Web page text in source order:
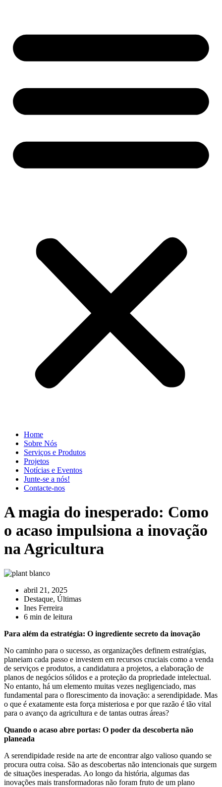
Home
Sobre Nós
Serviços e Produtos
Projetos
Notícias e Eventos
Junte-se a nós!
Contacte-nos
A magia do inesperado: Como
o acaso impulsiona a inovação
na Agricultura
abril 21, 2025
Destaque, Últimas
Ines Ferreira
6 min de leitura
Para além da estratégia: O ingrediente secreto da inovação
No caminho para o sucesso, as organizações definem estratégias,
planeiam cada passo e investem em recursos cruciais como a venda
de serviços e produtos, a candidatura a projetos, a elaboração de
planos de negócios sólidos e a proteção da propriedade intelectual.
No entanto, há um elemento muitas vezes negligenciado, mas
fundamental para o florescimento da inovação: a serendipidade. Mas
o que é exatamente esta força misteriosa e por que razão é tão vital
para o avanço da agricultura e de tantas outras áreas?
Quando o acaso abre portas: O poder da descoberta não
planeada
A serendipidade reside na arte de encontrar algo valioso quando se
procura outra coisa. São as descobertas não intencionais que surgem
de situações inesperadas. Ao longo da história, algumas das
inovações mais transformadoras não foram fruto de um plano